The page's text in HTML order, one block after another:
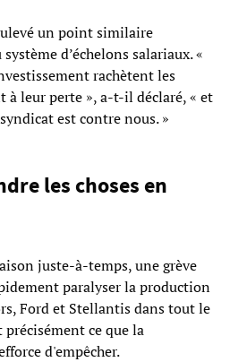
un point similaire
d’échelons salariaux. «
rachètent les
à leur perte », a-t-il déclaré, « et
est contre nous. »
les choses en
juste-à-temps, une grève
paralyser la production
Ford et Stellantis dans tout le
ce que la
d'empêcher.